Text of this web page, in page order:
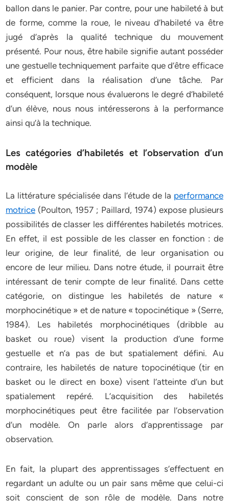
ballon dans le panier. Par contre, pour une habileté à but
de forme, comme la roue, le niveau d’habileté va être
jugé d’après la qualité technique du mouvement
présenté. Pour nous, être habile signifie autant posséder
une gestuelle techniquement parfaite que d’être efficace
et efficient dans la réalisation d’une tâche. Par
conséquent, lorsque nous évaluerons le degré d’habileté
d’un élève, nous nous intéresserons à la performance
ainsi qu’à la technique.
Les catégories d’habiletés et l’observation d’un
modèle
La littérature spécialisée dans l’étude de la performance
motrice (Poulton, 1957 ; Paillard, 1974) expose plusieurs
possibilités de classer les différentes habiletés motrices.
En effet, il est possible de les classer en fonction : de
leur origine, de leur finalité, de leur organisation ou
encore de leur milieu. Dans notre étude, il pourrait être
intéressant de tenir compte de leur finalité. Dans cette
catégorie, on distingue les habiletés de nature «
morphocinétique » et de nature « topocinétique » (Serre,
1984). Les habiletés morphocinétiques (dribble au
basket ou roue) visent la production d’une forme
gestuelle et n’a pas de but spatialement défini. Au
contraire, les habiletés de nature topocinétique (tir en
basket ou le direct en boxe) visent l’atteinte d’un but
spatialement repéré. L’acquisition des habiletés
morphocinétiques peut être facilitée par l’observation
d’un modèle. On parle alors d’apprentissage par
observation.
En fait, la plupart des apprentissages s’effectuent en
regardant un adulte ou un pair sans même que celui-ci
soit conscient de son rôle de modèle. Dans notre